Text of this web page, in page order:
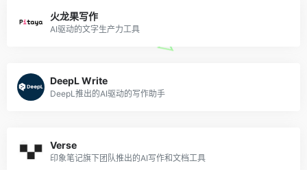
火龙果写作
AI驱动的文字生产力工具
DeepL Write
DeepL推出的AI驱动的写作助手
Verse
印象笔记旗下团队推出的AI写作和文档工具